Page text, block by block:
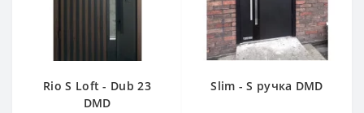
Rio S Loft - Dub 23
DMD
Slim - S ручка DMD